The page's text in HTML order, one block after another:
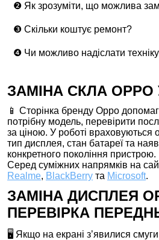
❷ Як зрозуміти, що можлива
❸ Скільки коштує ремонт?
❹ Чи можливо надіслати
ЗАМІНА СКЛА OPPO
📱 Сторінка бренду Oppo
потрібну модель, перевірити
за ціною. У роботі враховуються
тип дисплея, стан батареї та
конкретного покоління пристрою.
Серед суміжних напрямків на
Realme, BlackBerry та Microsoft.
ЗАМІНА ДИСПЛЕЯ
ПЕРЕВІРКА
🖥️ Якщо на екрані з’явилися